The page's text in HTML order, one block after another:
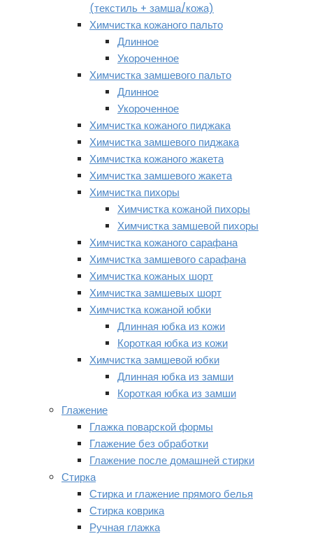
(текстиль + замша/кожа)
Химчистка кожаного пальто
Длинное
Укороченное
Химчистка замшевого пальто
Длинное
Укороченное
Химчистка кожаного пиджака
Химчистка замшевого пиджака
Химчистка кожаного жакета
Химчистка замшевого жакета
Химчистка пихоры
Химчистка кожаной пихоры
Химчистка замшевой пихоры
Химчистка кожаного сарафана
Химчистка замшевого сарафана
Химчистка кожаных шорт
Химчистка замшевых шорт
Химчистка кожаной юбки
Длинная юбка из кожи
Короткая юбка из кожи
Химчистка замшевой юбки
Длинная юбка из замши
Короткая юбка из замши
Глажение
Глажка поварской формы
Глажение без обработки
Глажение после домашней стирки
Стирка
Стирка и глажение прямого белья
Стирка коврика
Ручная глажка